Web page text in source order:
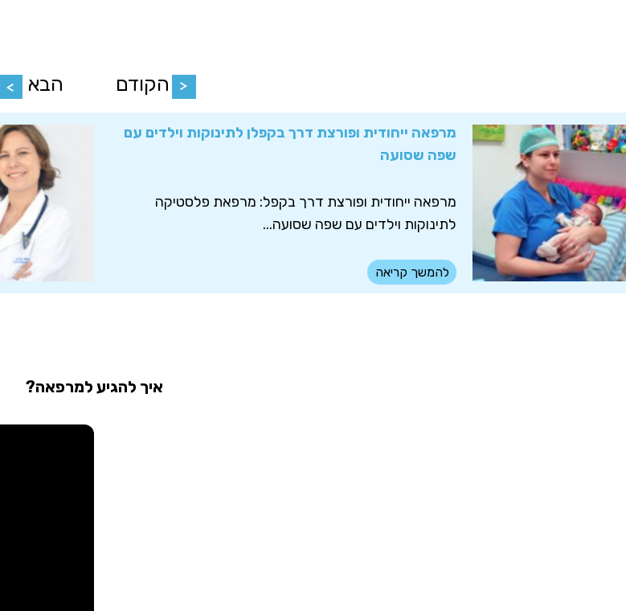
הקודם הבא
מרפאה ייחודית ופורצת דרך בקפלן לתינוקות וילדים עם
שפה שסועה
מרפאה ייחודית ופורצת דרך בקפל: מרפאת פלסטיקה
לתינוקות וילדים עם שפה שסועה...
להמשך קריאה
איך להגיע למרפאה?